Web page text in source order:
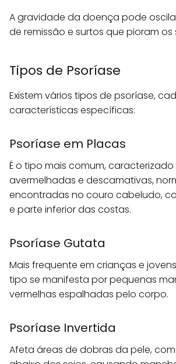
A gravidade da doença pode
de remissão e surtos que pioram os
Tipos de Psoríase
Existem vários tipos de psoríase,
características específicas:
Psoríase em Placas
É o tipo mais comum, caracterizado
avermelhadas e descamativas,
encontradas no couro cabeludo,
e parte inferior das costas.
Psoríase Gutata
Mais frequente em crianças e
tipo se manifesta por pequenas
vermelhas espalhadas pelo corpo.
Psoríase Invertida
Afeta áreas de dobras da pele,